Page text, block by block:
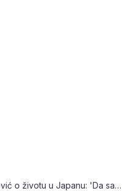
Fotograf Željko Tutnjević o životu u Japanu: 'Da sam ostao još godinu ondje, završio bih u ludnici ili bolnici'